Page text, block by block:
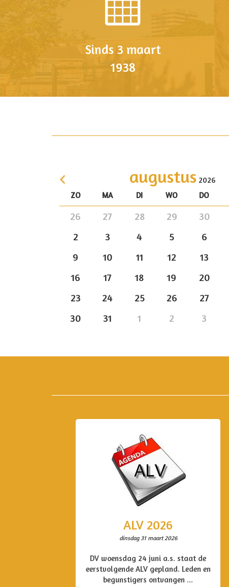
Sinds 3 maart
1938
<
augustus 2026
ZO
MA DI WO DO
26 27 28 29 30
2
3 4 5 6
9
10 11 12 13
16
17 18 19 20
23
24 25 26 27
30
31 1 2 3
ALV 2026
dinsdag 31 maart 2026
DV woensdag 24 juni a.s. staat de
eerstvolgende ALV gepland. Leden en
begunstigers ontvangen ...